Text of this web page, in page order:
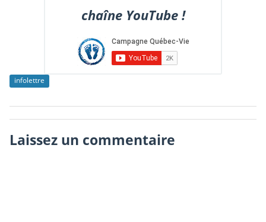
chaîne YouTube !
infolettre
Laissez un commentaire